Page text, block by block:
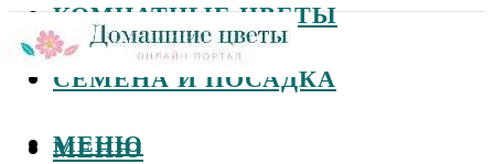
КОМНАТНЫЕ ЦВЕТЫ
САДОВЫЕ ЦВЕТЫ
СЕМЕНА И ПОСАДКА
МЕНЮ
МЕНЮ